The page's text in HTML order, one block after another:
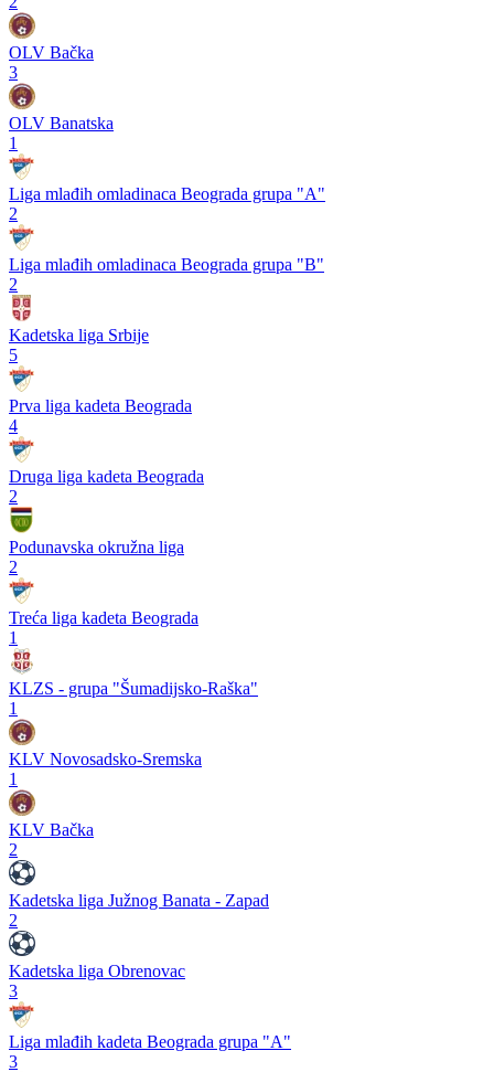
OLV Bačka
3
OLV Banatska
1
Liga mlađih omladinaca Beograda grupa "A"
2
Liga mlađih omladinaca Beograda grupa "B"
2
Kadetska liga Srbije
5
Prva liga kadeta Beograda
4
Druga liga kadeta Beograda
2
Podunavska okružna liga
2
Treća liga kadeta Beograda
1
KLZS - grupa "Šumadijsko-Raška"
1
KLV Novosadsko-Sremska
1
KLV Bačka
2
Kadetska liga Južnog Banata - Zapad
2
Kadetska liga Obrenovac
3
Liga mlađih kadeta Beograda grupa "A"
3